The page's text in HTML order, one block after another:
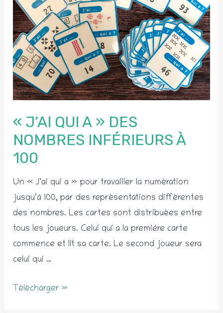
« J’AI QUI A » DES
NOMBRES INFÉRIEURS À
100
Un « J’ai qui a » pour travailler la numération
jusqu’à 100, par des représentations différentes
des nombres. Les cartes sont distribuées entre
tous les joueurs. Celui qui a la première carte
commence et lit sa carte. Le second joueur sera
celui qui …
« J’ai
Télécharger »